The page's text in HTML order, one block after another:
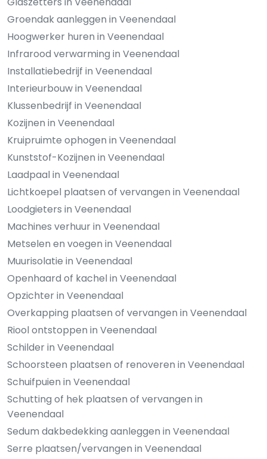
Groendak aanleggen in Veenendaal
Hoogwerker huren in Veenendaal
Infrarood verwarming in Veenendaal
Installatiebedrijf in Veenendaal
Interieurbouw in Veenendaal
Klussenbedrijf in Veenendaal
Kozijnen in Veenendaal
Kruipruimte ophogen in Veenendaal
Kunststof-Kozijnen in Veenendaal
Laadpaal in Veenendaal
Lichtkoepel plaatsen of vervangen in Veenendaal
Loodgieters in Veenendaal
Machines verhuur in Veenendaal
Metselen en voegen in Veenendaal
Muurisolatie in Veenendaal
Openhaard of kachel in Veenendaal
Opzichter in Veenendaal
Overkapping plaatsen of vervangen in Veenendaal
Riool ontstoppen in Veenendaal
Schilder in Veenendaal
Schoorsteen plaatsen of renoveren in Veenendaal
Schuifpuien in Veenendaal
Schutting of hek plaatsen of vervangen in
Veenendaal
Sedum dakbedekking aanleggen in Veenendaal
Serre plaatsen/vervangen in Veenendaal